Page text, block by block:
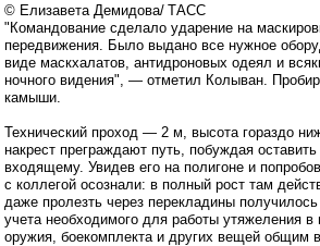
© Елизавета Демидова/ ТАСС
"Командование сделало ударение на
передвижения. Было выдано все нужное
виде маскхалатов, антидроновых одеял и
ночного видения", — отметил Колыван.
камыши.
Технический проход — 2 м, высота гораздо
накрест преграждают путь, побуждая
входящему. Увидев его на полигоне и
с коллегой осознали: в полный рост там
даже пролезть через перекладины
учета необходимого для работы утяжеления в
оружия, боекомплекта и других вещей общим